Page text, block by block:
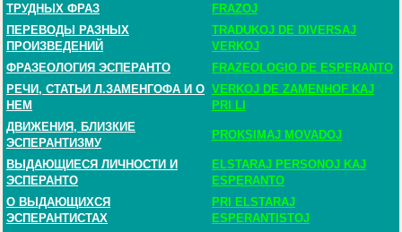
ТРУДНЫХ ФРАЗ
FRAZOJ
ПЕРЕВОДЫ РАЗНЫХ
ПРОИЗВЕДЕНИЙ
TRADUKOJ DE DIVERSAJ
VERKOJ
ФРАЗЕОЛОГИЯ ЭСПЕРАНТО
FRAZEOLOGIO DE ESPERANTO
РЕЧИ, СТАТЬИ Л.ЗАМЕНГОФА И О
НЕМ
VERKOJ DE ZAMENHOF KAJ
PRI LI
ДВИЖЕНИЯ, БЛИЗКИЕ
ЭСПЕРАНТИЗМУ
PROKSIMAJ MOVADOJ
ВЫДАЮЩИЕСЯ ЛИЧНОСТИ И
ЭСПЕРАНТО
ELSTARAJ PERSONOJ KAJ
ESPERANTO
О ВЫДАЮЩИХСЯ
ЭСПЕРАНТИСТАХ
PRI ELSTARAJ
ESPERANTISTOJ